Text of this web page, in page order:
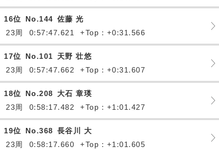
16位 No.144 佐藤 光
23周
0:57:47.621 +Top : +0:31.566
17位 No.101
天野 壮悠
23周
0:57:47.662 +Top : +0:31.607
18位 No.208
大石 章瑛
23周
0:58:17.482 +Top : +1:01.427
19位 No.368 長谷川 大
23周
0:58:17.660 +Top : +1:01.605